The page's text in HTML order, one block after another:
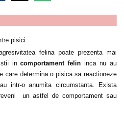
felina poate prezenta mai
incomportament felin inca nu au
care determina o pisica sa reactioneze
intr-o anumita circumstanta. Exista
un astfel de comportament sau